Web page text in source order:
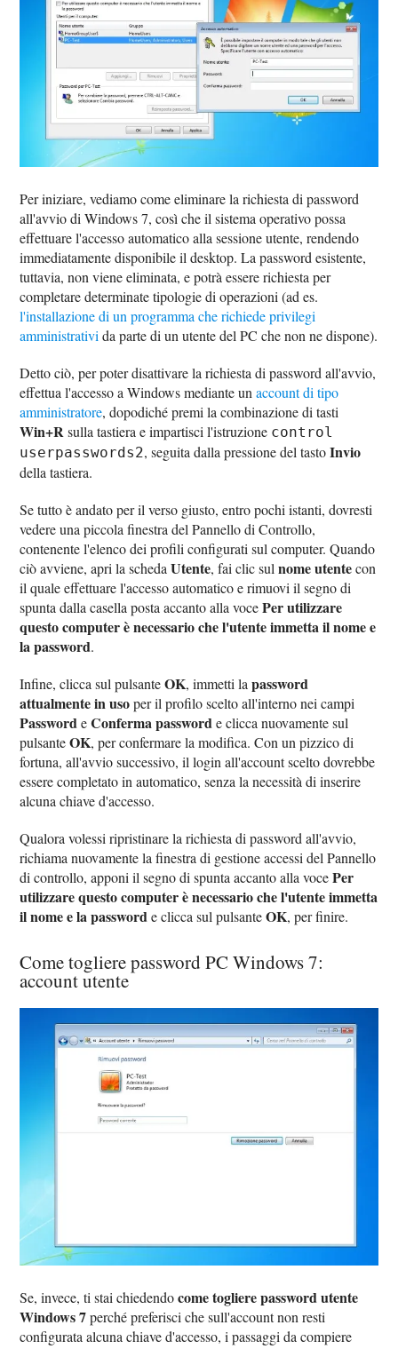
Per iniziare, vediamo come eliminare la richiesta di password
all'avvio di Windows 7, così che il sistema operativo possa
effettuare l'accesso automatico alla sessione utente, rendendo
immediatamente disponibile il desktop. La password esistente,
tuttavia, non viene eliminata, e potrà essere richiesta per
completare determinate tipologie di operazioni (ad es.
l'installazione di un programma che richiede privilegi
amministrativi da parte di un utente del PC che non ne dispone).
Detto ciò, per poter disattivare la richiesta di password all'avvio,
effettua l'accesso a Windows mediante unaccount di tipo
amministratore, dopodiché premi la combinazione di tasti
Win+Rsulla tastiera e impartisci l'istruzione control
userpasswords2, seguita dalla pressione del tastoInvio
della tastiera.
Se tutto è andato per il verso giusto, entro pochi istanti, dovresti
vedere una piccola finestra del Pannello di Controllo,
contenente l'elenco dei profili configurati sul computer. Quando
ciò avviene, apri la schedaUtente, fai clic sulnome utentecon
il quale effettuare l'accesso automatico e rimuovi il segno di
spunta dalla casella posta accanto alla vocePer utilizzare
questo computer è necessario che l'utente immetta il nome e
la password.
Infine, clicca sul pulsanteOK, immetti lapassword
attualmente in usoper il profilo scelto all'interno nei campi
PasswordeConferma passworde clicca nuovamente sul
pulsanteOK, per confermare la modifica. Con un pizzico di
fortuna, all'avvio successivo, il login all'account scelto dovrebbe
essere completato in automatico, senza la necessità di inserire
alcuna chiave d'accesso.
Qualora volessi ripristinare la richiesta di password all'avvio,
richiama nuovamente la finestra di gestione accessi del Pannello
di controllo, apponi il segno di spunta accanto alla vocePer
utilizzare questo computer è necessario che l'utente immetta
il nome e la passworde clicca sul pulsanteOK, per finire.
Come togliere password PC Windows 7:
account utente
Se, invece, ti stai chiedendocome togliere password utente
Windows 7perché preferisci che sull'account non resti
configurata alcuna chiave d'accesso, i passaggi da compiere